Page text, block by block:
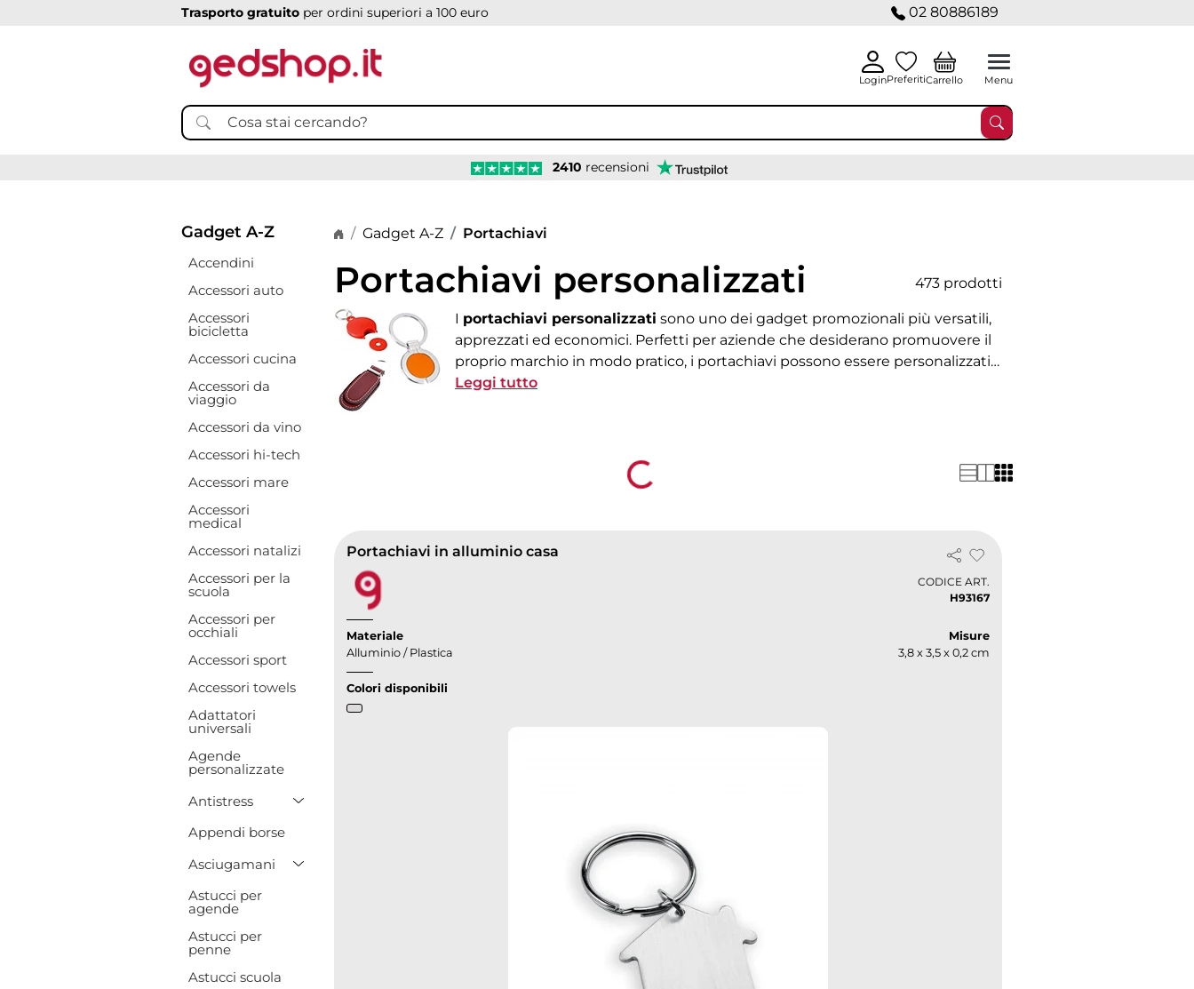
Trasporto gratuito per ordini superiori a 100 euro 02 80886189
LoginPreferitiCarrello Menu
2410 recensioni
Gadget A-Z
Accendini
Accessori auto
Accessori
bicicletta
Accessori cucina
Accessori da
viaggio
Accessori da vino
Accessori hi-tech
Accessori mare
Accessori
medical
Accessori natalizi
Accessori per la
scuola
Accessori per
occhiali
Accessori sport
Accessori towels
Adattatori
universali
Agende
personalizzate
Antistress
Toggle Dropdown
Appendi borse
Asciugamani
Toggle Dropdown
Astucci per
agende
Astucci per
penne
Astucci scuola
Home page
Gadget A-Z Portachiavi
Portachiavi personalizzati 473 prodotti
I portachiavi personalizzati sono uno dei gadget promozionali più versatili,
apprezzati ed economici. Perfetti per aziende che desiderano promuovere il
proprio marchio in modo pratico, i portachiavi possono essere personalizzati
con nome e logo su materiali come legno, plastica o metallo. Ideali per fiere,
semplice gestire ordini di grandi quantità. Offriamo bozze gratuite, trasporto
gratuito e consegne express, garantendo un servizio rapido e personalizzato
Leggi tutto
Loading...
Portachiavi in alluminio casa
CODICE ART.
H93167
Materiale
Alluminio / Plastica
Misure
3,8 x 3,5 x 0,2 cm
Colori disponibili